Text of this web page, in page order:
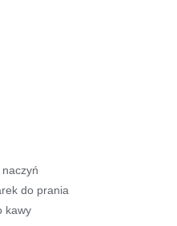
do prania
kawy